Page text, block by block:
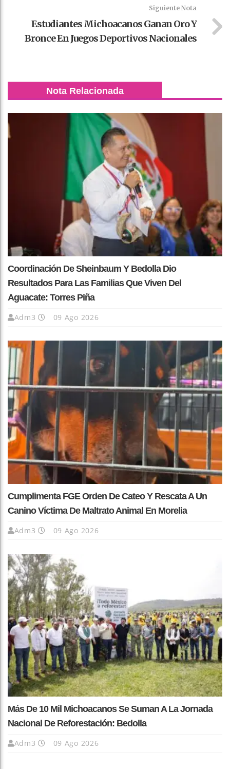
Siguiente Nota
Estudiantes Michoacanos Ganan Oro Y
Bronce En Juegos Deportivos Nacionales
Nota Relacionada
Coordinación De Sheinbaum Y Bedolla Dio
Resultados Para Las Familias Que Viven Del
Aguacate: Torres Piña
Adm3 09 Ago 2026
Cumplimenta FGE Orden De Cateo Y Rescata A Un
Canino Víctima De Maltrato Animal En Morelia
Adm3 09 Ago 2026
Más De 10 Mil Michoacanos Se Suman A La Jornada
Nacional De Reforestación: Bedolla
Adm3 09 Ago 2026